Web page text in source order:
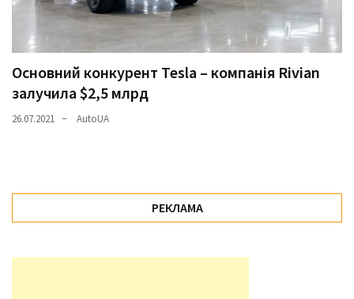
Основний конкурент Tesla – компанія Rivian
залучила $2,5 млрд
26.07.2021 AutoUA
РЕКЛАМА